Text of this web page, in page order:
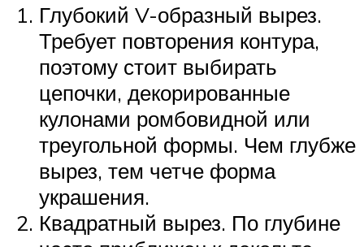
Глубокий V-образный вырез.
Требует повторения контура,
поэтому стоит выбирать
цепочки, декорированные
кулонами ромбовидной или
треугольной формы. Чем глубже
вырез, тем четче форма
украшения.
Квадратный вырез. По глубине